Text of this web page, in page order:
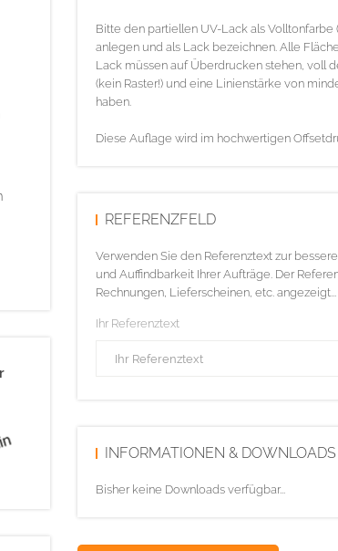
Bitte den partiellen UV-Lack als Volltonfarbe
anlegen und als Lack bezeichnen. Alle
Lack müssen auf Überdrucken stehen, voll
(kein Raster!) und eine Linienstärke von
haben.
Diese Auflage wird im hochwertigen
REFERENZFELD
Verwenden Sie den Referenztext zur
und Auffindbarkeit Ihrer Aufträge. Der
Rechnungen, Lieferscheinen, etc. angezeigt...
Ihr Referenztext
INFORMATIONEN & DOWNLOADS
Bisher keine Downloads verfügbar...